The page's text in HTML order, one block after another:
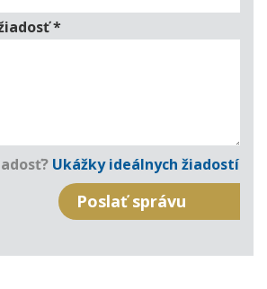
*
Ukážky ideálnych žiadostí